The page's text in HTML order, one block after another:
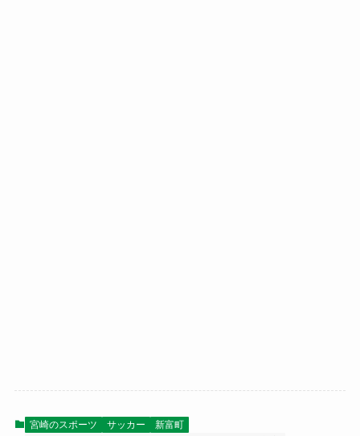
宮崎のスポーツ サッカー
新富町